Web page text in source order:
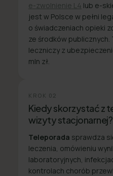
e-zwolnienie L4 lub e-
jest w Polsce w pełni
o świadczeniach opieki
ze środków
leczniczy z
mln zł.
KROK 02
Kiedy skorzystać z
wizyty stacjonarnej?
Teleporada sprawdza
leczenia, omówieniu
laboratoryjnych,
kontrolach chorób